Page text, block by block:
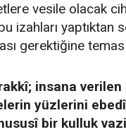
vesile olacak
izahları yaptıktan
gerektiğine
insana verilen
yüzlerini
bir kulluk